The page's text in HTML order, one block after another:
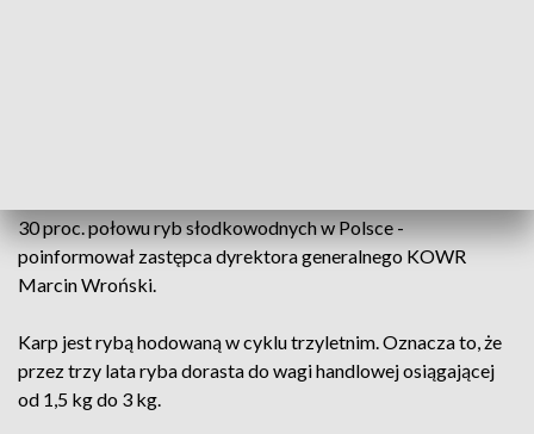
30 proc. połowu ryb słodkowodnych w Polsce -
poinformował zastępca dyrektora generalnego KOWR
Marcin Wroński.
Karp jest rybą hodowaną w cyklu trzyletnim. Oznacza to, że
przez trzy lata ryba dorasta do wagi handlowej osiągającej
od 1,5 kg do 3 kg.